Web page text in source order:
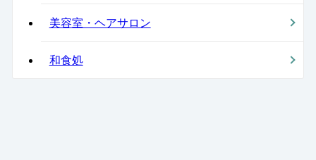
美容室・ヘアサロン
和食処